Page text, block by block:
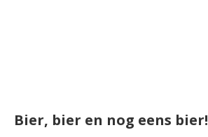
Bier, bier en nog eens bier!